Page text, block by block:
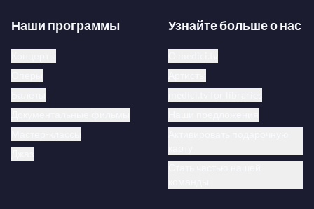
Наши программы Узнайте больше о нас